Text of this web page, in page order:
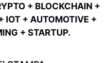
+ BLOCKCHAIN +
IOT + AUTOMOTIVE +
+ STARTUP.